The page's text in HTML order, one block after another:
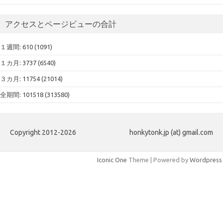
アクセスとページビューの合計
１週間: 610 (1091)
１カ月: 3737 (6540)
３カ月: 11754 (21014)
全期間: 101518 (313580)
Copyright 2012-2026 honkytonk.jp (at) gmail.com
Iconic One Theme | Powered by Wordpress